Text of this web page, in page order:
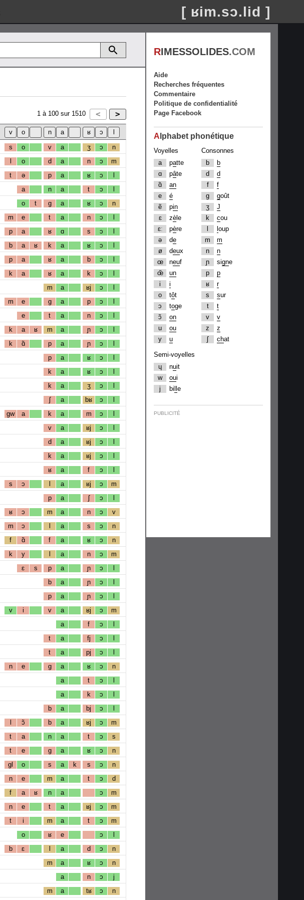
[ ʁim.sɔ.lid ]
1 à 100 sur 1510
s o v a ʒ ɔ n
l o d a n ɔ m
t ə p a ʁ ɔ l
a n a t ɔ l
o t g a ʁ ɔ n
m e t a n ɔ l
p a ʁ ɑ s ɔ l
b a ʁ k a ʁ ɔ l
p a ʁ a b ɔ l
k a ʁ a k ɔ l
m a ʁj ɔ l
m e g a p ɔ l
e t a n ɔ l
k a ʁ m a ɲ ɔ l
k ɑ̃ p a ɲ ɔ l
p a ʁ ɔ l
k a ʁ ɔ l
k a ʒ ɔ l
ʃ a bʁ ɔ l
gw a k a m ɔ l
v a ʁj ɔ l
d a ʁj ɔ l
k a ʁj ɔ l
ʁ a f ɔ l
s ɔ l a ʁj ɔ m
p a ʃ ɔ l
ʁ ɔ m a n ɔ v
m ɔ l a s ɔ n
f ɑ̃ f a ʁ ɔ n
k y l a n ɔ m
ɛ s p a ɲ ɔ l
b a ɲ ɔ l
p a ɲ ɔ l
v i v a ʁj ɔ m
a f ɔ l
t a fj ɔ l
t a pj ɔ l
n e g a ʁ ɔ n
a t ɔ l
a k ɔ l
b a bj ɔ l
l ɔ̃ b a ʁj ɔ m
t a n a t ɔ s
t e g a ʁ ɔ n
gl o s a k s ɔ n
n e m a t ɔ d
f a ʁ n a ɔ m
n e t a ʁj ɔ m
t i m a t ɔ m
o ʁ e ɔ l
b ɛ l a d ɔ n
m a ʁ ɔ n
a n ɔ j
m a tʁ ɔ n
RIMESSOLIDES.COM
Aide
Recherches fréquentes
Commentaire
Politique de confidentialité
Page Facebook
A lphabet phonétique
Voyelles
a
patte
ɑ
pâte
ɑ̃
an
e
é
ẽ
pin
ɛ
zè le
ɛː
père
ə
de
ø
deux
œ
neuf
œ̃
un
i
i
o
tôt
ɔ
toge
ɔ̃
on
u
ou
y
u
Consonnes
b
b
d
d
f
f
g
goût
ʒ
J
k
cou
oup
m
m
n
n
ɲ
signe
p
p
ʁ
r
s
sur
t
t
v
v
z
z
ʃ
chat
Semi-voyelles
ɥ
nuit
w
oui
j
bi e
PUBLICITÉ